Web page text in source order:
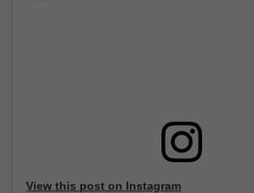
View this post on Instagram